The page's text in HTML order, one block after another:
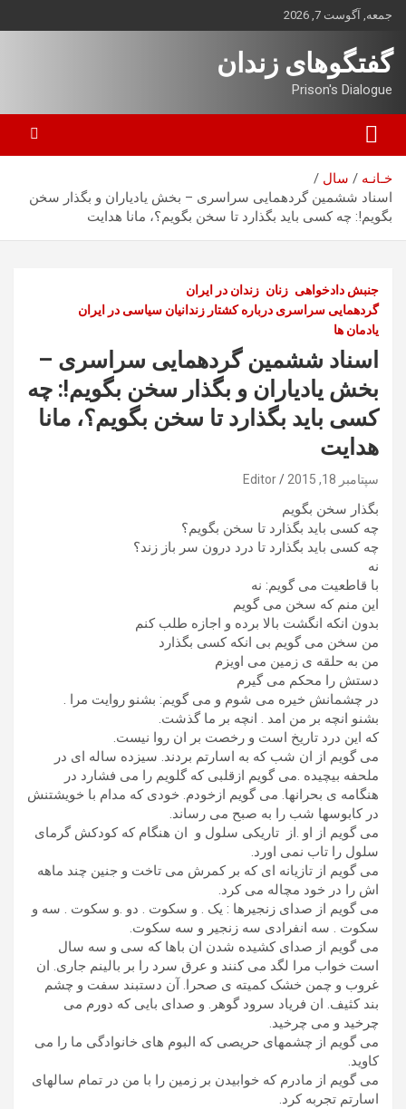
بروید
جمعه, آگوست 7, 2026
گفتگوهای زندان
Prison's Dialogue
خـانـه
سال
اسناد ششمین گردهمایی سراسری – بخش یادیاران و بگذار سخن
بگویم!: چه کسی باید بگذارد تا سخن بگویم؟، مانا هدایت
جنبش دادخواهی زنان زندان در ایران
گردهمایی سراسری درباره کشتار زندانیان سیاسی در ایران
یادمان ها
اسناد ششمین گردهمایی سراسری –
بخش یادیاران و بگذار سخن بگویم!: چه
کسی باید بگذارد تا سخن بگویم؟، مانا
هدایت
سپتامبر 18, 2015 Editor
بگذار سخن بگویم
چه کسی باید بگذارد تا سخن بگویم؟
چه کسی باید بگذارد تا درد درون سر باز زند؟
نه
با قاطعیت می گویم: نه
این منم که سخن می گویم
بدون انکه انگشت بالا برده و اجازه طلب کنم
من سخن می گویم بی انکه کسی بگذارد
من به حلقه ی زمین می اویزم
دستش را محکم می گیرم
در چشمانش خیره می شوم و می گویم: بشنو روایت مرا .
بشنو انچه بر من امد . انچه بر ما گذشت.
که این درد تاریخ است و رخصت بر ان روا نیست.
می گویم از ان شب که به اسارتم بردند. سیزده ساله ای در
ملحفه بیچیده .می گویم ازقلبی که گلویم را می فشارد در
هنگامه ی بحرانها. می گویم ازخودم. خودی که مدام با خویشتنش
در کابوسها شب را به صبح می رساند.
می گویم از او .از تاریکی سلول و ان هنگام که کودکش گرمای
سلول را تاب نمی اورد.
می گویم از تازیانه ای که بر کمرش می تاخت و جنین چند ماهه
اش را در خود مچاله می کرد.
می گویم از صدای زنجیرها : یک . و سکوت . دو .و سکوت . سه و
سکوت . سه انفرادی سه زنجیر و سه سکوت.
می گویم از صدای کشیده شدن ان باها که سی و سه سال
است خواب مرا لگد می کنند و عرق سرد را بر بالینم جاری. ان
غروب و چمن خشک کمیته ی صحرا. آن دستبند سفت و چشم
بند کثیف. ان فریاد سرود گوهر. و صدای بایی که دورم می
چرخید و می چرخید.
می گویم از چشمهای حریصی که البوم های خانوادگی ما را می
کاوید.
می گویم از مادرم که خوابیدن بر زمین را با من در تمام سالهای
اسارتم تجربه کرد.